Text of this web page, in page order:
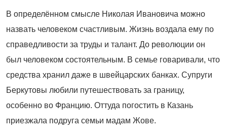
В определённом смысле Николая Ивановича можно
назвать человеком счастливым. Жизнь воздала ему по
справедливости за труды и талант. До революции он
был человеком состоятельным. В семье говаривали, что
средства хранил даже в швейцарских банках. ­Супруги
Беркутовы любили путешествовать за границу,
особенно во Францию. Оттуда погостить в Казань
приезжала подруга семьи мадам Жове.